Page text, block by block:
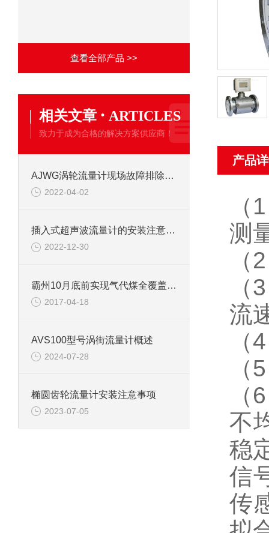
查看全部产品 >>
相关文章 · ARTICLES
致力于成为合格的解决方案供应商！
AJWG涡轮流量计现场故障排除方法
2022-04-02
插入式超声波流量计的安装注意事项
2022-12-30
霸州10月底前实现气代煤全覆盖 农村将用上天然气
2017-04-18
AVS100型号涡街流量计概述
2024-07-28
椭圆齿轮流量计安装注意事项
2023-07-05
产品
测
流
不
稳
信
传